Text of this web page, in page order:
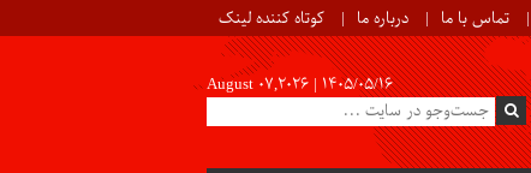
تماس با ما درباره ما کوتاه کننده لینک
August 07,2026 | ۱۴۰۵/۰۵/۱۶